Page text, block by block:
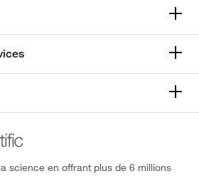
science en offrant plus de 6 millions